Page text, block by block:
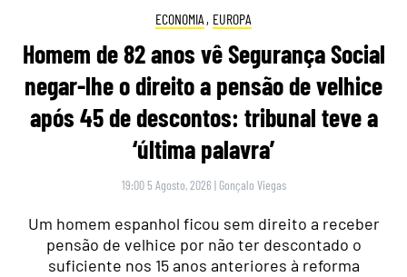
ECONOMIA , EUROPA
Homem de 82 anos vê Segurança Social
negar-lhe o direito a pensão de velhice
após 45 de descontos: tribunal teve a
‘última palavra’
19:00 5 Agosto, 2026 | Gonçalo Viegas
Um homem espanhol ficou sem direito a receber
pensão de velhice por não ter descontado o
suficiente nos 15 anos anteriores à reforma